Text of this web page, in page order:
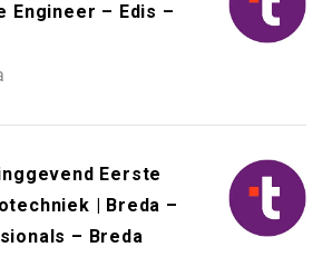
Engineer – Edis –
Eerste
| Breda –
– Breda